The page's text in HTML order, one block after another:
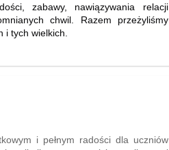
zabawy, nawiązywania relacji
chwil. Razem przeżyliśmy
i tych wielkich.
i pełnym radości dla uczniów